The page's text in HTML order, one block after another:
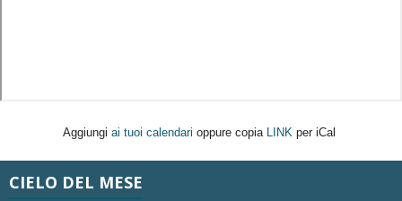
Aggiungi ai tuoi calendari oppure copia LINK per iCal
CIELO DEL MESE